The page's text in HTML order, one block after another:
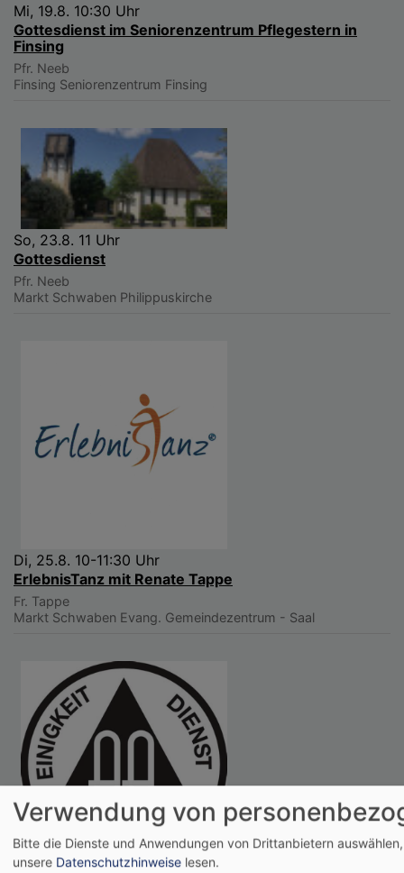
Mi, 19.8. 10:30 Uhr
Gottesdienst im Seniorenzentrum Pflegestern in
Finsing
Pfr. Neeb
Finsing Seniorenzentrum Finsing
So, 23.8. 11 Uhr
Gottesdienst
Pfr. Neeb
Markt Schwaben Philippuskirche
Di, 25.8. 10-11:30 Uhr
ErlebnisTanz mit Renate Tappe
Fr. Tappe
Markt Schwaben Evang. Gemeindezentrum - Saal
Verwendung von
Bitte die Dienste und Anwendungen von Drittanbietern
unsere Datenschutzhinweise lesen.